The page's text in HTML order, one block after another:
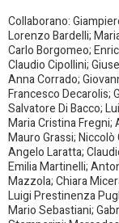
Collaborano:
Lorenzo Bardelli;
Carlo Borgomeo;
Claudio Cipollini;
Anna Corrado;
Francesco Decarolis;
Salvatore Di Bacco;
Maria Cristina Fregni;
Mauro Grassi;
Angelo Laratta;
Emilia Martinelli;
Mazzola; Chiara
Luigi Prestinenza
Mario Sebastiani;